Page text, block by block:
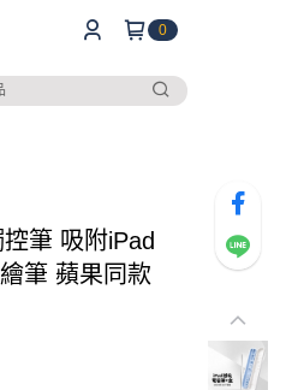
0
筆 吸附iPad
筆 蘋果同款